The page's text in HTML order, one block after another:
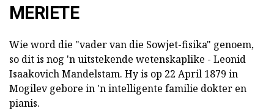
MERIETE
Wie word die "vader van die Sowjet-fisika" genoem,
so dit is nog 'n uitstekende wetenskaplike - Leonid
Isaakovich Mandelstam. Hy is op 22 April 1879 in
Mogilev gebore in 'n intelligente familie dokter en
pianis.